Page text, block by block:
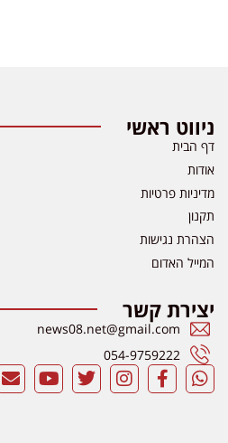
ניווט ראשי
דף הבית
אודות
מדיניות פרטיות
תקנון
הצהרת נגישות
המייל האדום
יצירת קשר
news08.net@gmail.com
054-9759222